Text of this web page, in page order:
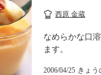
西原 金蔵
なめらかな口
ます。
2006/04/25 きょ